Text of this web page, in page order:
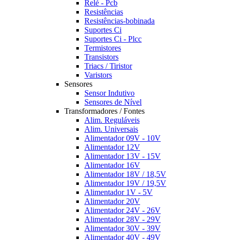
Relé - Pcb
Resistências
Resistências-bobinada
Suportes Ci
Suportes Ci - Plcc
Termistores
Transistors
Triacs / Tiristor
Varistors
Sensores
Sensor Indutivo
Sensores de Nível
Transformadores / Fontes
Alim. Reguláveis
Alim. Universais
Alimentador 09V - 10V
Alimentador 12V
Alimentador 13V - 15V
Alimentador 16V
Alimentador 18V / 18,5V
Alimentador 19V / 19,5V
Alimentador 1V - 5V
Alimentador 20V
Alimentador 24V - 26V
Alimentador 28V - 29V
Alimentador 30V - 39V
Alimentador 40V - 49V